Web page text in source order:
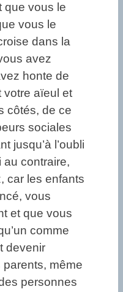
que vous le
vous le
dans la
avez
honte de
votre aïeul et
côtés, de ce
sociales
jusqu’à l’oubli
au contraire,
car les enfants
vous
et que vous
comme
devenir
parents, même
personnes